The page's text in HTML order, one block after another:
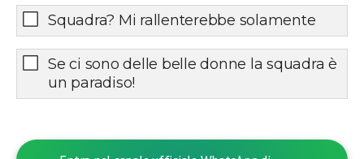
Squadra? Mi rallenterebbe solamente
Se ci sono delle belle donne la squadra è
un paradiso!